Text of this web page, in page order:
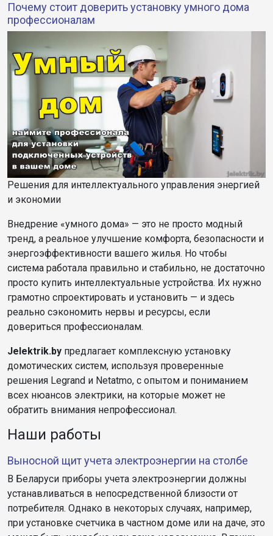
Почему стоит доверить установку умного дома
профессионалам
Решения для интеллектуального управления энергией
и экономии
Внедрение «умного дома» — это не просто модный
тренд, а реальное улучшение комфорта, безопасности и
энергоэффективности вашего жилья. Но чтобы
система работала правильно и стабильно, не достаточно
просто купить интеллектуальные устройства. Их нужно
грамотно спроектировать и установить — и здесь
реально сэкономить нервы и ресурсы, если
довериться профессионалам.
Jelektrik.by предлагает комплексную установку
домотических систем, используя проверенные
решения Legrand и Netatmo, с опытом и пониманием
всех нюансов электрики, на которые может не
обратить внимания непрофессионал.
Наши работы
Выносной щит учета электроэнергии на столбе
В Беларуси приборы учета электроэнергии должны
устанавливаться в непосредственной близости от
потребителя. Однако в некоторых случаях, например,
при установке счетчика в частном доме или на даче, это